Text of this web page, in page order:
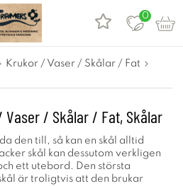
0
Krukor / Vaser / Skålar / Fat
/ Skålar / Fat, Skålar
den till, så kan en skål alltid
skål kan dessutom verkligen
ett utebord. Den största
är troligtvis att den brukar